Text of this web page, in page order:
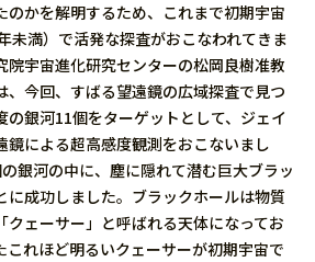
のかを解明するため、これまで初期宇宙
未満）で活発な探査がおこなわれてきま
院宇宙進化研究センターの松岡良樹准教
、今回、すばる望遠鏡の広域探査で見つ
の銀河11個をターゲットとして、ジェイ
鏡による超高感度観測をおこないまし
銀河の中に、塵に隠れて潜む巨大ブラッ
に成功しました。ブラックホールは物質
クェーサー」と呼ばれる天体になってお
これほど明るいクェーサーが初期宇宙で